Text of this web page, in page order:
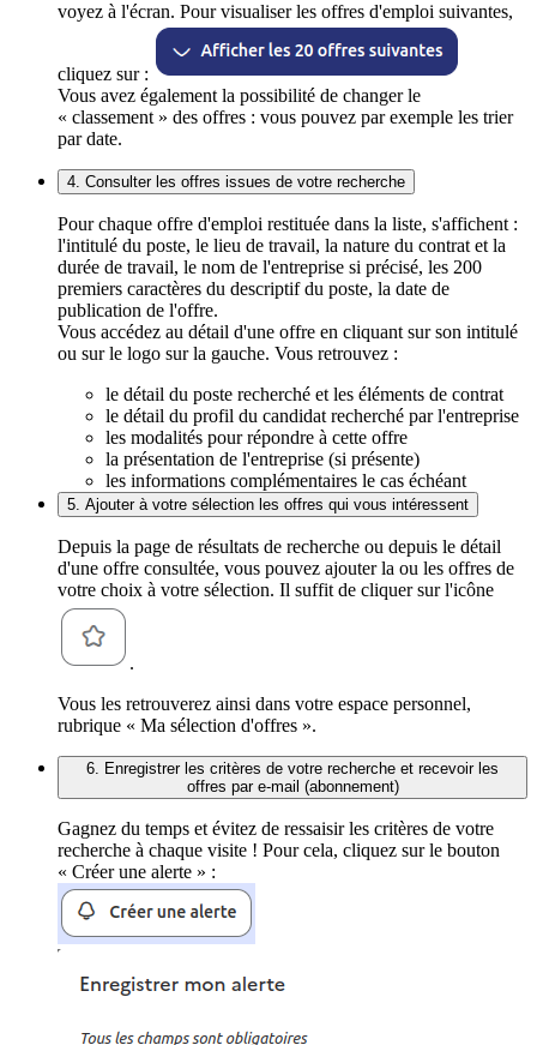
voyez à l'écran. Pour visualiser les offres d'emploi suivantes,
cliquez sur :
Vous avez également la possibilité de changer le
« classement » des offres : vous pouvez par exemple les trier
par date.
4. Consulter les offres issues de votre recherche
Pour chaque offre d'emploi restituée dans la liste, s'affichent :
l'intitulé du poste, le lieu de travail, la nature du contrat et la
durée de travail, le nom de l'entreprise si précisé, les 200
premiers caractères du descriptif du poste, la date de
publication de l'offre.
Vous accédez au détail d'une offre en cliquant sur son intitulé
ou sur le logo sur la gauche. Vous retrouvez :
le détail du poste recherché et les éléments de contrat
le détail du profil du candidat recherché par l'entreprise
les modalités pour répondre à cette offre
la présentation de l'entreprise (si présente)
les informations complémentaires le cas échéant
5. Ajouter à votre sélection les offres qui vous intéressent
Depuis la page de résultats de recherche ou depuis le détail
d'une offre consultée, vous pouvez ajouter la ou les offres de
votre choix à votre sélection. Il suffit de cliquer sur l'icône
.
Vous les retrouverez ainsi dans votre espace personnel,
rubrique « Ma sélection d'offres ».
6. Enregistrer les critères de votre recherche et recevoir les
offres par e-mail (abonnement)
Gagnez du temps et évitez de ressaisir les critères de votre
recherche à chaque visite ! Pour cela, cliquez sur le bouton
« Créer une alerte » :